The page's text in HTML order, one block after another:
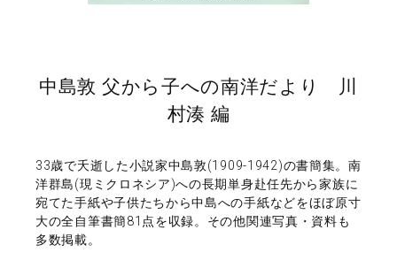
中島敦 父から子への南洋だより 川
村湊 編
33歳で夭逝した小説家中島敦(1909-1942)の書簡集。南
洋群島(現ミクロネシア)への長期単身赴任先から家族に
宛てた手紙や子供たちから中島への手紙などをほぼ原寸
大の全自筆書簡81点を収録。その他関連写真・資料も
多数掲載。